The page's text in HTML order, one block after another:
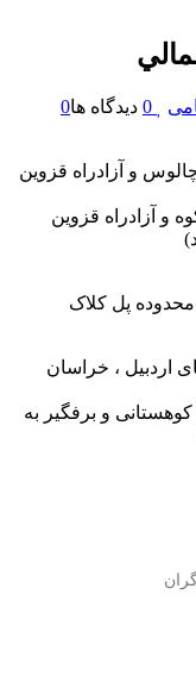
0 دیدگاه ها0
و آزادراه قزوین
و آزادراه قزوین
محدوده پل کلاک
اردبیل ، خراسان
و برفگیر به